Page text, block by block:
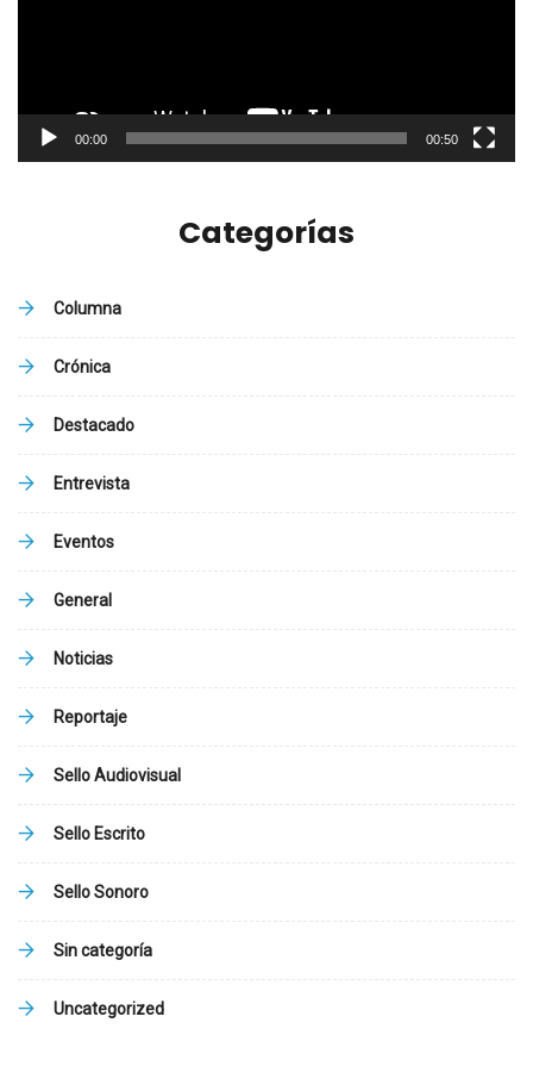
00:00 00:50
Categorías
Columna
Crónica
Destacado
Entrevista
Eventos
General
Noticias
Reportaje
Sello Audiovisual
Sello Escrito
Sello Sonoro
Sin categoría
Uncategorized